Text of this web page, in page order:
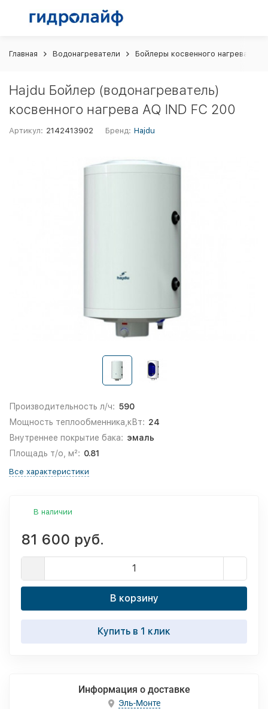
Главная Водонагреватели Бойлеры косвенного нагрева
Hajdu Бойлер (водонагреватель)
косвенного нагрева AQ IND FC 200
Артикул: 2142413902 Бренд: Hajdu
Производительность л/ч: 590
Мощность теплообменника,кВт: 24
Внутреннее покрытие бака: эмаль
Площадь т/о, м²: 0.81
Все характеристики
В наличии
81 600 руб.
В корзину
Купить в 1 клик
Информация о доставке
Эль-Монте